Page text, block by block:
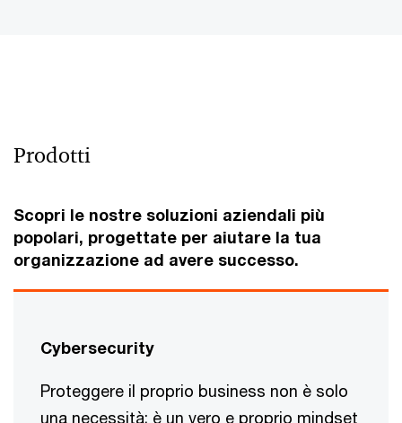
Prodotti
Scopri le nostre soluzioni aziendali più
popolari, progettate per aiutare la tua
organizzazione ad avere successo.
Cybersecurity
Proteggere il proprio business non è solo
una necessità; è un vero e proprio mindset